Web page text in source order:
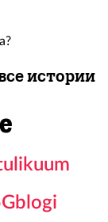
истории